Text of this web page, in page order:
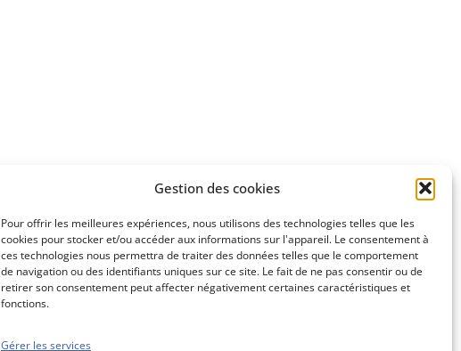
Gestion des cookies
Pour offrir les meilleures expériences, nous utilisons des technologies telles que les
cookies pour stocker et/ou accéder aux informations sur l'appareil. Le consentement à
ces technologies nous permettra de traiter des données telles que le comportement
de navigation ou des identifiants uniques sur ce site. Le fait de ne pas consentir ou de
retirer son consentement peut affecter négativement certaines caractéristiques et
fonctions.
Gérer les services